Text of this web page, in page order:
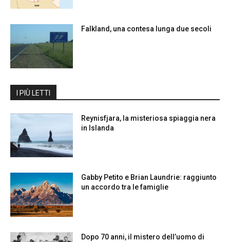
Falkland, una contesa lunga due secoli
I PIÙ LETTI
Reynisfjara, la misteriosa spiaggia nera
in Islanda
Gabby Petito e Brian Laundrie: raggiunto
un accordo tra le famiglie
Dopo 70 anni, il mistero dell’uomo di